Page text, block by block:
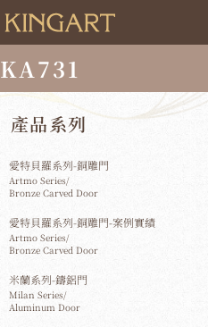
KA731
產品系列
愛特貝羅系列-銅雕門
Artmo Series/
Bronze Carved Door
愛特貝羅系列-銅雕門-案例實績
Artmo Series/
Bronze Carved Door
米蘭系列-鑄鋁門
Milan Series/
Aluminum Door